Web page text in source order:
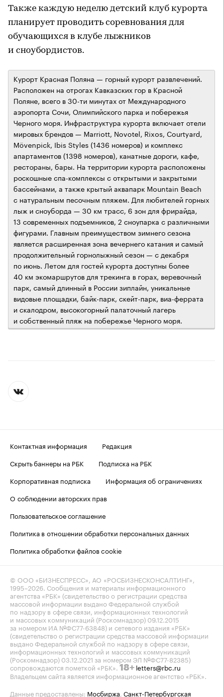
Также каждую неделю детский клуб курорта
планирует проводить соревнования для
обучающихся в клубе лыжников
и сноубордистов.
Курорт Красная Поляна — горный курорт развлечений.
Расположен на отрогах Кавказских гор в Красной
Поляне, всего в 30-ти минутах от Международного
аэропорта Сочи, Олимпийского парка и побережья
Черного моря. Инфраструктура курорта включает отели
мировых брендов — Marriott, Novotel, Rixos, Courtyard,
Mövenpick, Ibis Styles (1436 номеров) и комплекс
апартаментов (1398 номеров), канатные дороги, кафе,
рестораны, бары. На территории курорта расположены
роскошные спа-комплексы с открытыми и закрытыми
бассейнами, а также крытый аквапарк Mountain Beach
с натуральным песочным пляжем. Для любителей горных
лыж и сноуборда — 30 км трасс, 6 зон для фрирайда,
13 современных подъемников, 2 сноупарка с различными
фигурами. Главным преимуществом зимнего сезона
является расширенная зона вечернего катания и самый
продолжительный горнолыжный сезон — с декабря
по июнь. Летом для гостей курорта доступны более
40 км экомаршрутов для трекинга в горах, веревочный
парк, самый длинный в России зиплайн, уникальные
видовые площадки, байк-парк, скейт-парк, виа-феррата
и скалодром, высокогорный палаточный лагерь
и собственный пляж на побережье Черного моря.
Контактная информация
Редакция
Скрыть баннеры на РБК
Подписка на РБК
Корпоративная подписка
Информация об ограничениях
О соблюдении авторских прав
Пользовательское соглашение
Политика в отношении обработки персональных данных
Политика обработки файлов cookie
© ООО «БИЗНЕСПРЕСС», АО «РОСБИЗНЕСКОНСАЛТИНГ»,
1995–2026. Сообщения и материалы информационного
агентства «РБК» (свидетельство о регистрации средства
массовой информации выдано Федеральной службой
по надзору в сфере связи, информационных технологий
и массовых коммуникаций (Роскомнадзор) 09.12.2015
за номером ИА №ФС77-63848) и сетевого издания «РБК»
(свидетельство о регистрации средства массовой информации
выдано Федеральной службой по надзору в сфере связи,
информационных технологий и массовых коммуникаций
(Роскомнадзор) 03.12.2021 за номером ЭЛ №ФС77-82385)
сопровождаются пометкой «РБК». 18+ letters@rbc.ru
Владельцем сайта является информационное агентство «РБК».
Данные предоставлены: Мосбиржа, Санкт-Петербургская